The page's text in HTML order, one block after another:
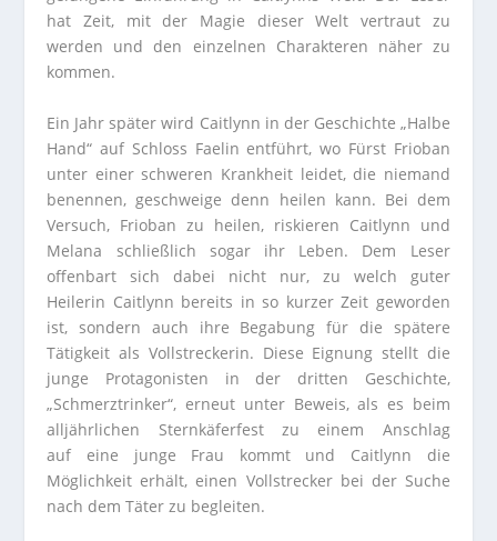
hat Zeit, mit der Magie dieser Welt vertraut zu
werden und den einzelnen Charakteren näher zu
kommen.
Ein Jahr später wird Caitlynn in der Geschichte „Halbe
Hand“ auf Schloss Faelin entführt, wo Fürst Frioban
unter einer schweren Krankheit leidet, die niemand
benennen, geschweige denn heilen kann. Bei dem
Versuch, Frioban zu heilen, riskieren Caitlynn und
Melana schließlich sogar ihr Leben. Dem Leser
offenbart sich dabei nicht nur, zu welch guter
Heilerin Caitlynn bereits in so kurzer Zeit geworden
ist, sondern auch ihre Begabung für die spätere
Tätigkeit als Vollstreckerin. Diese Eignung stellt die
junge Protagonisten in der dritten Geschichte,
„Schmerztrinker“, erneut unter Beweis, als es beim
alljährlichen Sternkäferfest zu einem Anschlag
auf eine junge Frau kommt und Caitlynn die
Möglichkeit erhält, einen Vollstrecker bei der Suche
nach dem Täter zu begleiten.